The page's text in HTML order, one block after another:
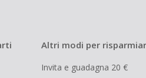
Altri modi per
Invita e guadagna 20 €